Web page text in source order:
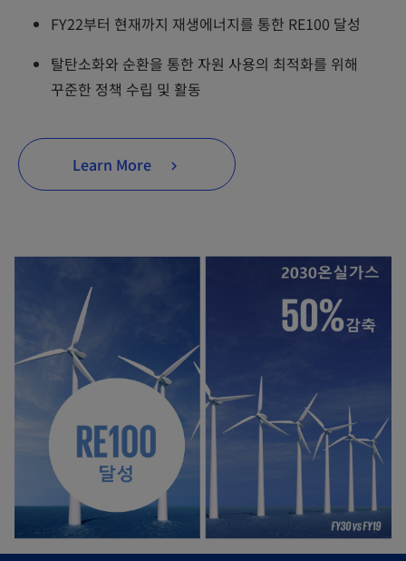
FY22부터 현재까지 재생에너지를 통한 RE100 달성
탈탄소화와 순환을 통한 자원 사용의 최적화를 위해
꾸준한 정책 수립 및 활동
Learn More